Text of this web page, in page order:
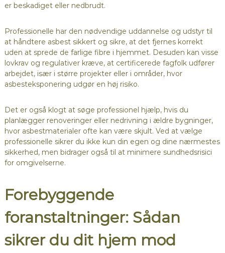
er beskadiget eller nedbrudt.
Professionelle har den nødvendige uddannelse og udstyr til
at håndtere asbest sikkert og sikre, at det fjernes korrekt
uden at sprede de farlige fibre i hjemmet. Desuden kan visse
lovkrav og regulativer kræve, at certificerede fagfolk udfører
arbejdet, især i større projekter eller i områder, hvor
asbesteksponering udgør en høj risiko.
Det er også klogt at søge professionel hjælp, hvis du
planlægger renoveringer eller nedrivning i ældre bygninger,
hvor asbestmaterialer ofte kan være skjult. Ved at vælge
professionelle sikrer du ikke kun din egen og dine nærmestes
sikkerhed, men bidrager også til at minimere sundhedsrisici
for omgivelserne.
Forebyggende
foranstaltninger: Sådan
sikrer du dit hjem mod